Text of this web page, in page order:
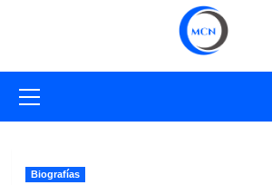
primario
Biografías